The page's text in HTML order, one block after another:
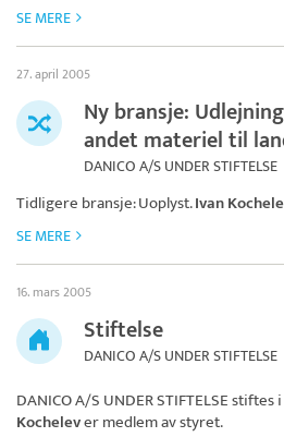
SE MERE
27. april 2005
Ny bransje:
andet materiel til
DANICO A/S UNDER STIFTELSE
Tidligere bransje: Uoplyst.Ivan
SE MERE
16. mars 2005
Stiftelse
DANICO A/S UNDER STIFTELSE
DANICO A/S UNDER STIFTELSEstiftes
Kochelever medlem av styret.